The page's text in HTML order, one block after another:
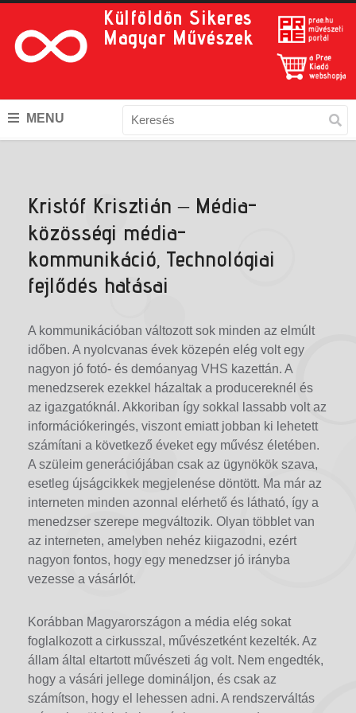
Külföldön Sikeres
Magyar Művészek
MENU
Kristóf Krisztián – Média-
közösségi média-
kommunikáció, Technológiai
fejlődés hatásai
A kommunikációban változott sok minden az elmúlt
időben. A nyolcvanas évek közepén elég volt egy
nagyon jó fotó- és demóanyag VHS kazettán. A
menedzserek ezekkel házaltak a producereknél és
az igazgatóknál. Akkoriban így sokkal lassabb volt az
információkeringés, viszont emiatt jobban ki lehetett
számítani a következő éveket egy művész életében.
A szüleim generációjában csak az ügynökök szava,
esetleg újságcikkek megjelenése döntött. Ma már az
interneten minden azonnal elérhető és látható, így a
menedzser szerepe megváltozik. Olyan többlet van
az interneten, amelyben nehéz kiigazodni, ezért
nagyon fontos, hogy egy menedzser jó irányba
vezesse a vásárlót.
Korábban Magyarországon a média elég sokat
foglalkozott a cirkusszal, művészetként kezelték. Az
állam által eltartott művészeti ág volt. Nem engedték,
hogy a vásári jellege domináljon, és csak az
számítson, hogy el lehessen adni. A rendszerváltás